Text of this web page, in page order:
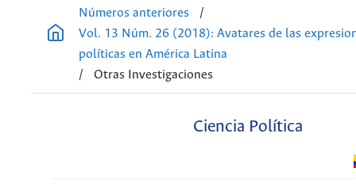
Números anteriores
/
Vol. 13 Núm. 26 (2018): Avatares de las
políticas en América Latina
/
Otras Investigaciones
Ciencia Política